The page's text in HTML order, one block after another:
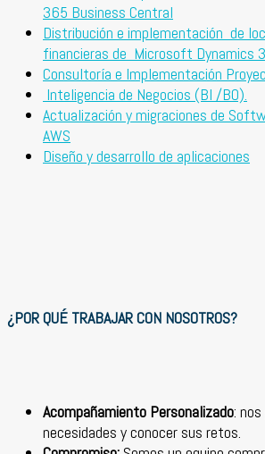
365 Business Central
Distribución e implementación de
financieras de Microsoft Dynamics
Consultoría e Implementación
Inteligencia de Negocios (BI /BO).
Actualización y migraciones de
AWS
Diseño y desarrollo de aplicaciones
¿POR QUÉ TRABAJAR CON NOSOTROS?
Acompañamiento Personalizado:
necesidades y conocer sus retos.